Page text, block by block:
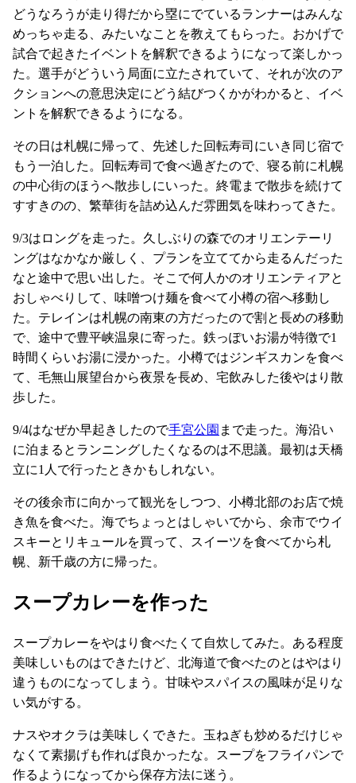
どうなろうが走り得だから塁にでているランナーはみんな
めっちゃ走る、みたいなことを教えてもらった。おかげで
試合で起きたイベントを解釈できるようになって楽しかっ
た。選手がどういう局面に立たされていて、それが次のア
クションへの意思決定にどう結びつくかがわかると、イベ
ントを解釈できるようになる。
その日は札幌に帰って、先述した回転寿司にいき同じ宿で
もう一泊した。回転寿司で食べ過ぎたので、寝る前に札幌
の中心街のほうへ散歩しにいった。終電まで散歩を続けて
すすきのの、繁華街を詰め込んだ雰囲気を味わってきた。
9/3はロングを走った。久しぶりの森でのオリエンテーリ
ングはなかなか厳しく、プランを立ててから走るんだった
なと途中で思い出した。そこで何人かのオリエンティアと
おしゃべりして、味噌つけ麺を食べて小樽の宿へ移動し
た。テレインは札幌の南東の方だったので割と長めの移動
で、途中で豊平峡温泉に寄った。鉄っぽいお湯が特徴で1
時間くらいお湯に浸かった。小樽ではジンギスカンを食べ
て、毛無山展望台から夜景を長め、宅飲みした後やはり散
歩した。
9/4はなぜか早起きしたので手宮公園 まで走った。海沿い
に泊まるとランニングしたくなるのは不思議。最初は天橋
立に1人で行ったときかもしれない。
その後余市に向かって観光をしつつ、小樽北部のお店で焼
き魚を食べた。海でちょっとはしゃいでから、余市でウイ
スキーとリキュールを買って、スイーツを食べてから札
幌、新千歳の方に帰った。
スープカレーを作った
スープカレーをやはり食べたくて自炊してみた。ある程度
美味しいものはできたけど、北海道で食べたのとはやはり
違うものになってしまう。甘味やスパイスの風味が足りな
い気がする。
ナスやオクラは美味しくできた。玉ねぎも炒めるだけじゃ
なくて素揚げも作れば良かったな。スープをフライパンで
作るようになってから保存方法に迷う。